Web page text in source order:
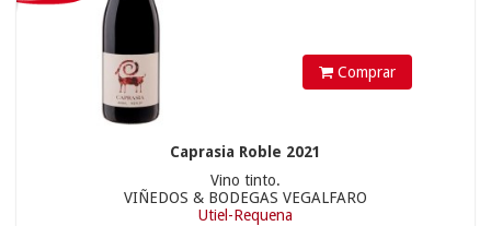
Comprar
Caprasia Roble 2021
Vino tinto.
VIÑEDOS & BODEGAS VEGALFARO
Utiel-Requena